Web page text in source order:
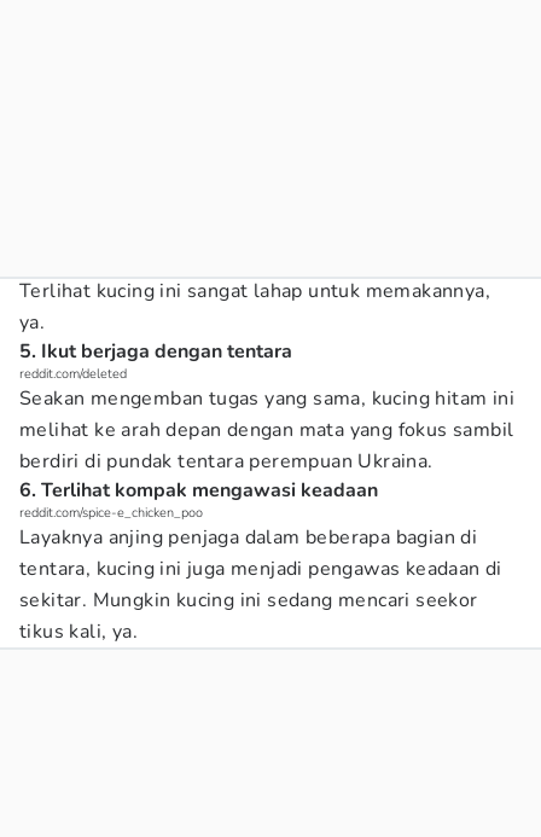
Terlihat kucing ini sangat lahap untuk memakannya,
ya.
5. Ikut berjaga dengan tentara
reddit.com/deleted
Seakan mengemban tugas yang sama, kucing hitam ini
melihat ke arah depan dengan mata yang fokus sambil
berdiri di pundak tentara perempuan Ukraina.
6. Terlihat kompak mengawasi keadaan
reddit.com/spice-e_chicken_poo
Layaknya anjing penjaga dalam beberapa bagian di
tentara, kucing ini juga menjadi pengawas keadaan di
sekitar. Mungkin kucing ini sedang mencari seekor
tikus kali, ya.